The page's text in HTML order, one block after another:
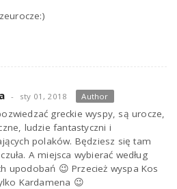
sty 01, 2018 Author
greckie wyspy, są urocze,
ludzie fantastyczni i
polaków. Będziesz się tam
A miejsca wybierać według
upodobań 😉 Przecież wyspa Kos
Kardamena 😉